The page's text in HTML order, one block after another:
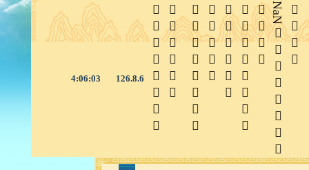
4:06:04 126.8.6 
 
NaN




